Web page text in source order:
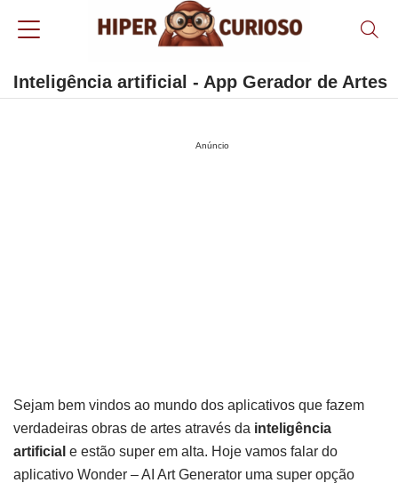
Inteligência artificial - App Gerador de Artes
Anúncio
Sejam bem vindos ao mundo dos aplicativos que fazem
verdadeiras obras de artes através da inteligência
artificial e estão super em alta. Hoje vamos falar do
aplicativo Wonder – AI Art Generator uma super opção